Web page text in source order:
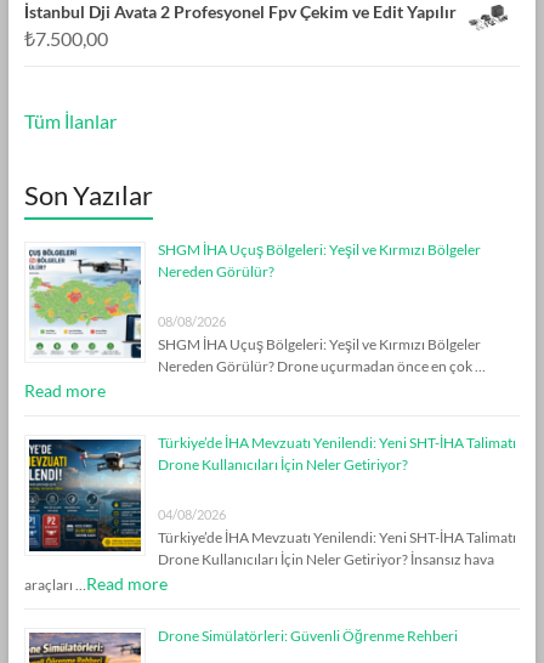
İstanbul Dji Avata 2 Profesyonel Fpv Çekim ve Edit Yapılır
₺7.500,00
Tüm İlanlar
Son Yazılar
SHGM İHA Uçuş Bölgeleri: Yeşil ve Kırmızı Bölgeler
Nereden Görülür?
08/08/2026
SHGM İHA Uçuş Bölgeleri: Yeşil ve Kırmızı Bölgeler
Nereden Görülür? Drone uçurmadan önce en çok …
Read more
Türkiye’de İHA Mevzuatı Yenilendi: Yeni SHT-İHA Talimatı
Drone Kullanıcıları İçin Neler Getiriyor?
04/08/2026
Türkiye’de İHA Mevzuatı Yenilendi: Yeni SHT-İHA Talimatı
Drone Kullanıcıları İçin Neler Getiriyor? İnsansız hava
araçları …Read more
Drone Simülatörleri: Güvenli Öğrenme Rehberi